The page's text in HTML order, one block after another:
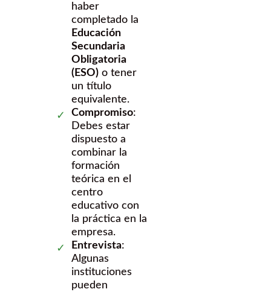
haber
completado la
Educación
Secundaria
Obligatoria
(ESO) o tener
un título
equivalente.
Compromiso:
Debes estar
dispuesto a
combinar la
formación
teórica en el
centro
educativo con
la práctica en la
empresa.
Entrevista:
Algunas
instituciones
pueden